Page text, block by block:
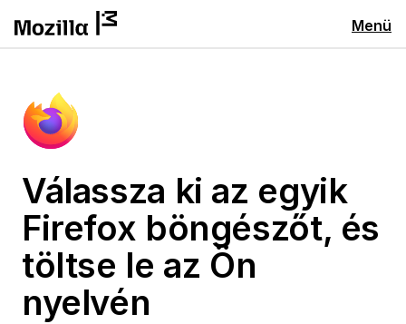
Menü
Válassza ki az egyik
Firefox böngészőt, és
töltse le az Ön
nyelvén